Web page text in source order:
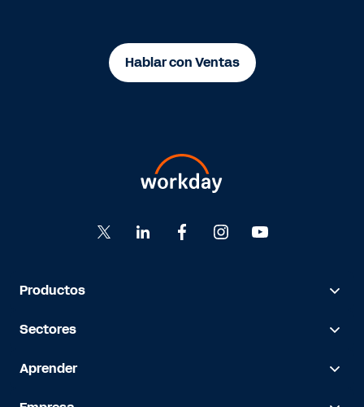
Hablar con Ventas
Productos
Sectores
Aprender